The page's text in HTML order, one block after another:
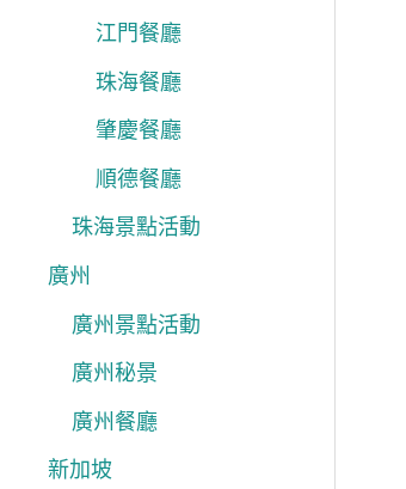
江門餐廳
珠海餐廳
肇慶餐廳
順德餐廳
珠海景點活動
廣州
廣州景點活動
廣州秘景
廣州餐廳
新加坡